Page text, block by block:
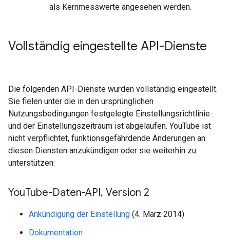
als Kernmesswerte angesehen werden.
Vollständig eingestellte API-Dienste
Die folgenden API-Dienste wurden vollständig eingestellt.
Sie fielen unter die in den ursprünglichen
Nutzungsbedingungen festgelegte Einstellungsrichtlinie
und der Einstellungszeitraum ist abgelaufen. YouTube ist
nicht verpflichtet, funktionsgefährdende Änderungen an
diesen Diensten anzukündigen oder sie weiterhin zu
unterstützen:
YouTube-Daten-API, Version 2
Ankündigung der Einstellung (4. März 2014)
Dokumentation